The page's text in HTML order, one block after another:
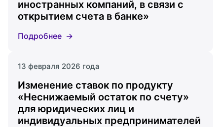
иностранных компаний, в связи с
открытием счета в банке»
Подробнее
13 февраля 2026 года
Изменение ставок по продукту
«Неснижаемый остаток по счету»
для юридических лиц и
индивидуальных предпринимателей